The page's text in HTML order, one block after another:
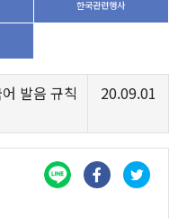
한국관련행사
발음 규칙
20.09.01